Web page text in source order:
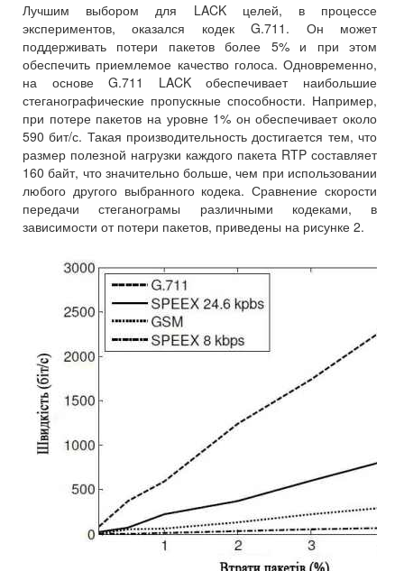
Лучшим выбором для LACK целей, в процессе
экспериментов, оказался кодек G.711. Он может
поддерживать потери пакетов более 5% и при этом
обеспечить приемлемое качество голоса. Одновременно,
на основе G.711 LACK обеспечивает наибольшие
стеганографические пропускные способности. Например,
при потере пакетов на уровне 1% он обеспечивает около
590 бит/с. Такая производительность достигается тем, что
размер полезной нагрузки каждого пакета RTP составляет
160 байт, что значительно больше, чем при использовании
любого другого выбранного кодека. Сравнение скорости
передачи стеганограмы различными кодеками, в
зависимости от потери пакетов, приведены на рисунке 2.